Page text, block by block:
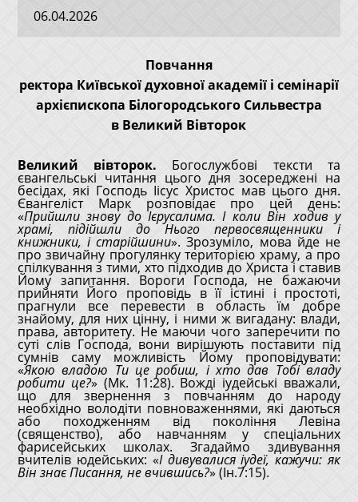
06.04.2026
Повчання
ректора Київської духовної академії і семінарії
архієпископа Білогородського Сильвестра
в Великий Вівторок
Великий вівторок. Богослужбові тексти та
євангельські читання цього дня зосереджені на
бесідах, які Господь Іісус Христос мав цього дня.
Євангеліст Марк розповідає про цей день:
«Прийшли знову до Ієрусалима. І коли Він ходив у
храмі, підійшли до Нього первосвященники і
книжники, і старійшини». Зрозуміло, мова йде не
про звичайну прогулянку територією храму, а про
спілкування з тими, хто підходив до Христа і ставив
Йому запитання. Вороги Господа, не бажаючи
прийняти Його проповідь в її істині і простоті,
прагнули все перевести в область їм добре
знайому, для них цінну, і ними ж вигадану: влади,
права, авторитету. Не маючи чого заперечити по
суті слів Господа, вони вирішують поставити під
сумнів саму можливість Йому проповідувати:
«Якою владою Ти це робиш, і хто дав Тобі владу
робити це?» (Мк. 11:28). Вожді іудейські вважали,
що для звернення з повчанням до народу
необхідно володіти повноваженнями, які даються
або походженням від покоління Левіна
(священство), або навчанням у спеціальних
фарисейських школах. Згадаймо здивування
вчителів юдейських: «І дивувалися іудеї, кажучи: як
Він знає Писання, не вчившись?» (Ін.7:15).